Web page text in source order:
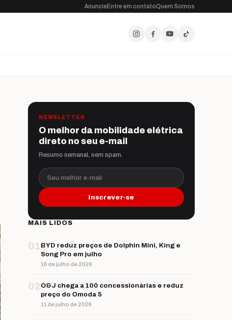
AnuncieEntre em contatoQuem Somos
NEWSLETTER
O melhor da mobilidade elétrica
direto no seu e-mail
Resumo semanal, sem spam.
Seu melhor e-mail
Inscrever-se
MAIS LIDOS
01BYD reduz preços de Dolphin Mini, King e
Song Pro em julho
16 de julho de 2026
02 O&J chega a 100 concessionárias e reduz
preço do Omoda 5
11 de julho de 2026